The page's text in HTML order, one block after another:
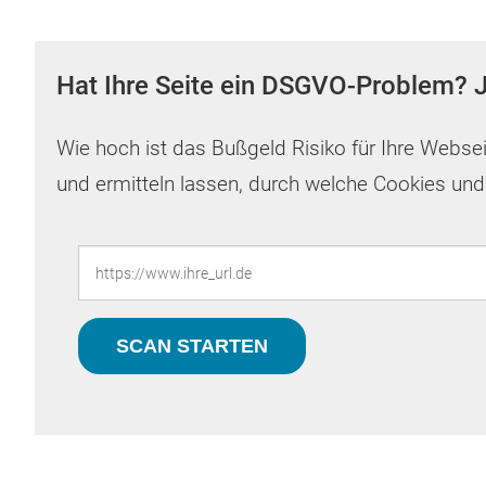
Probleme
Bedarfslage
Shop & CMS Systeme
übermitteln? Das können Sie hier.
Hat Ihre Seite ein DSGVO-
Wie hoch ist das Bußgeld Risiko für Ihre
und ermitteln lassen, durch welche Cookies